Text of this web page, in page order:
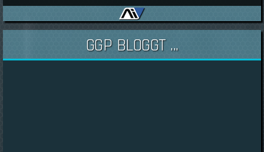
GGP BLOGGT ...